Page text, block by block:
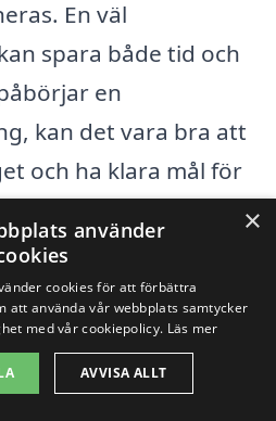
En väl
spara både tid och
en
kan det vara bra att
och ha klara mål för
du enklare jämföra
en bättre uppfattning
investerade kapital.
finns det många
×
använder
cookies för att förbättra
att använda vår webbplats samtycker
med vår cookiepolicy. Läs mer
AVVISA ALLT